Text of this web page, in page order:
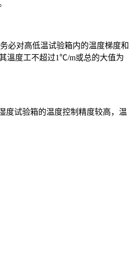
必对高低温试验箱内的温度梯度和
溫度工不超过1℃/m或总的大值为
试验箱的温度控制精度较高，温